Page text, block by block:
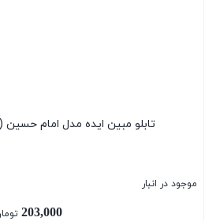
تابلو مبین ایده مدل امام حسین (ع) کد ۱۱۵
موجود در انبار
203,000